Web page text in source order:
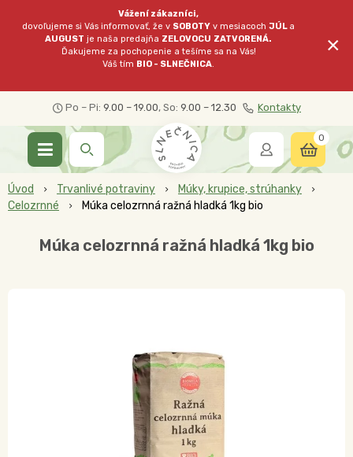
Vážení zákazníci,
dovoľujeme si Vás informovať, že v SOBOTY v mesiacochJÚL a
AUGUST je naša predajňa ZELOVOCU ZATVORENÁ.
Ďakujeme za pochopenie a tešíme sa na Vás!
Váš tím BIO - SLNEČNICA.
×
Po – Pi: 9.00 – 19.00, So: 9.00 – 12.30 Kontakty
0
Úvod Trvanlivé potraviny
Múky, krupice, strúhanky
Celozrnné
Múka celozrnná ražná hladká 1kg bio
Múka celozrnná ražná hladká 1kg bio